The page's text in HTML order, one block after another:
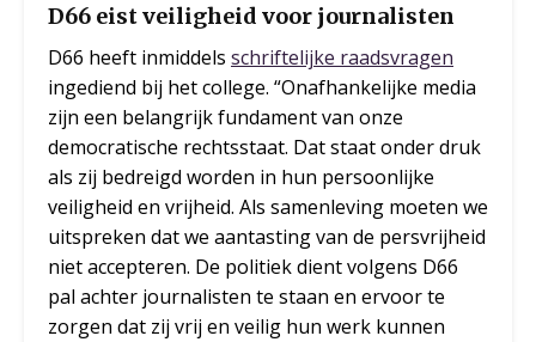
D66 eist veiligheid voor journalisten
D66 heeft inmiddels schriftelijke raadsvragen
ingediend bij het college. “Onafhankelijke media
zijn een belangrijk fundament van onze
democratische rechtsstaat. Dat staat onder druk
als zij bedreigd worden in hun persoonlijke
veiligheid en vrijheid. Als samenleving moeten we
uitspreken dat we aantasting van de persvrijheid
niet accepteren. De politiek dient volgens D66
pal achter journalisten te staan en ervoor te
zorgen dat zij vrij en veilig hun werk kunnen